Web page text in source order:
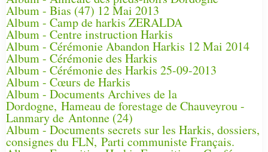
Album - Bias (47) 12 Mai 2013
Album - Camp de harkis ZERALDA
Album - Centre instruction Harkis
Album - Cérémonie Abandon Harkis 12 Mai 2014
Album - Cérémonie des Harkis
Album - Cérémonie des Harkis 25-09-2013
Album - Cœurs de Harkis
Album - Documents Archives de la
Dordogne, Hameau de forestage de Chauveyrou -
Lanmary de Antonne (24)
Album - Documents secrets sur les Harkis, dossiers,
consignes du FLN, Parti communiste Français.